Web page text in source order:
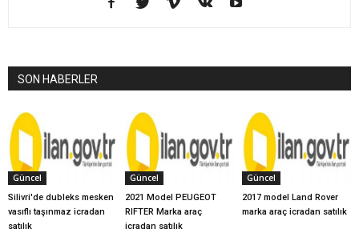
SON HABERLER
Güncel
Silivri'de dubleks mesken
vasıflı taşınmaz icradan
satılık
Güncel
2021 Model PEUGEOT
RIFTER Marka araç
icradan satılık
Güncel
2017 model Land Rover
marka araç icradan satılık